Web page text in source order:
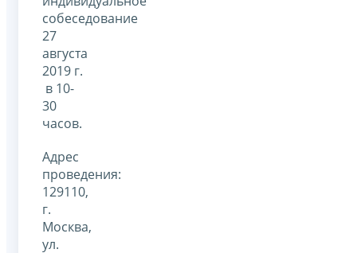
собеседование
27
августа
2019 г.
в 10-
30
часов.
Адрес
проведения:
129110,
г.
Москва,
ул.